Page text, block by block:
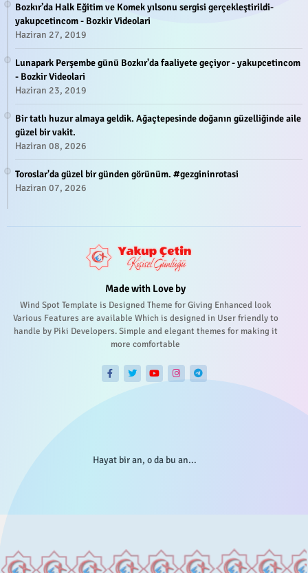
Bozkır’da Halk Eğitim ve Komek yılsonu sergisi gerçekleştirildi-
yakupcetincom - Bozkir Videolari
Haziran 27, 2019
Lunapark Perşembe günü Bozkır'da faaliyete geçiyor - yakupcetincom
- Bozkir Videolari
Haziran 23, 2019
Bir tatlı huzur almaya geldik. Ağaçtepesinde doğanın güzelliğinde aile
güzel bir vakit.
Haziran 08, 2026
Toroslar'da güzel bir günden görünüm. #gezgininrotasi
Haziran 07, 2026
Made with Love by
Wind Spot Template is Designed Theme for Giving Enhanced look
Various Features are available Which is designed in User friendly to
handle by Piki Developers. Simple and elegant themes for making it
more comfortable
Hayat bir an, o da bu an...